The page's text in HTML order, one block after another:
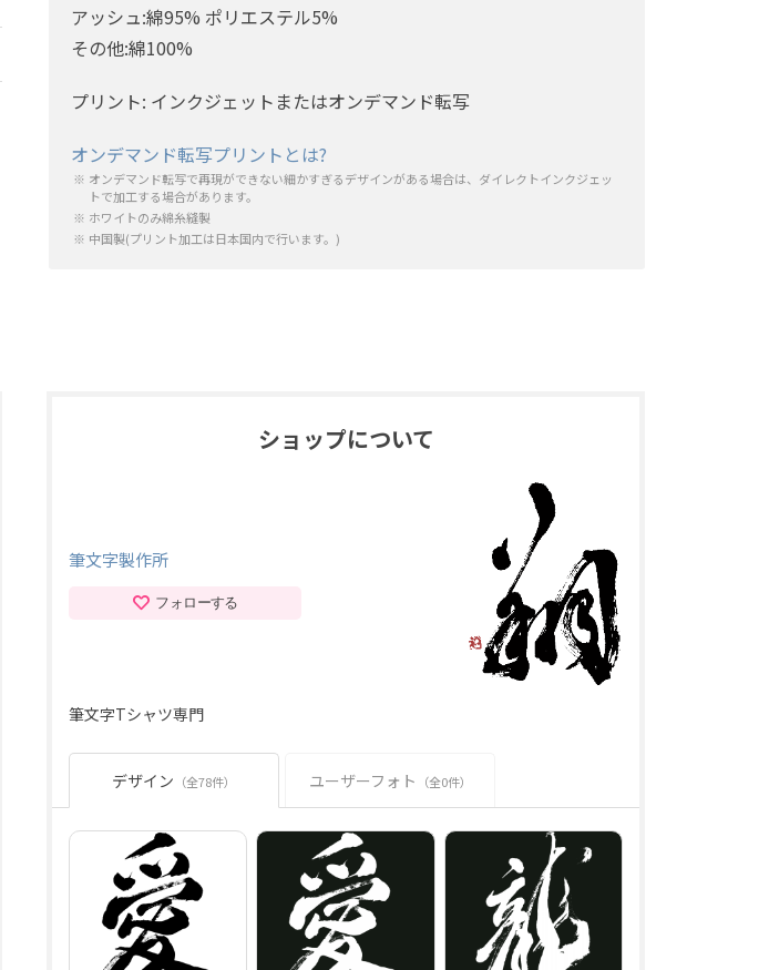
アッシュ:綿95% ポリエステル5%
その他:綿100%
プリント: インクジェットまたはオンデマンド転写
オンデマンド転写プリントとは?
オンデマンド転写で再現ができない細かすぎるデザインがある場合は、ダイレクトインクジェッ
トで加工する場合があります。
ホワイトのみ綿糸縫製
中国製(プリント加工は日本国内で行います。)
ショップについて
筆文字製作所
フォローする
筆文字Tシャツ専門
デザイン （全78件） ユーザーフォト （全0件）